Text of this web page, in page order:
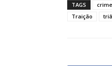
TAGS
Traição